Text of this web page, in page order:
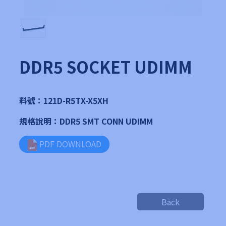
DDR5 SOCKET UDIMM
料號：121D-R5TX-X5XH
規格說明：DDR5 SMT CONN UDIMM
PDF DOWNLOAD
Back